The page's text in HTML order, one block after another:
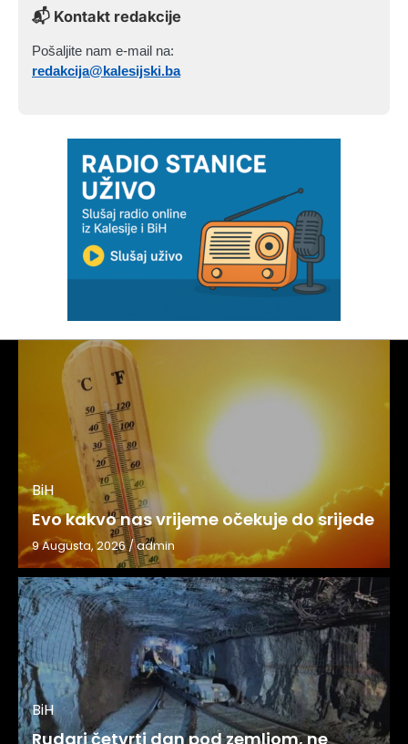
📬 Kontakt redakcije
Pošaljite nam e-mail na:
redakcija@kalesijski.ba
BiH
Evo kakvo nas vrijeme očekuje do srijede
9 Augusta, 2026/admin
BiH
Rudari četvrti dan pod zemljom, ne